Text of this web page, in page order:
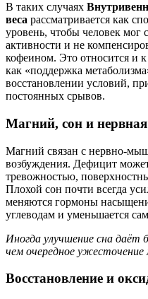
В таких случаях
веса рассматривается как
уровень, чтобы человек мог
активности и не
кофеином. Это относится и к
как «поддержка
восстановлении условий,
постоянных срывов.
Магний, сон и
Магний связан с нервно-
возбуждения. Дефицит
тревожностью,
Плохой сон почти всегда
меняются гормоны
углеводам и уменьшается
Иногда улучшение сна даёт
чем очередное ужесточение
Восстановление и